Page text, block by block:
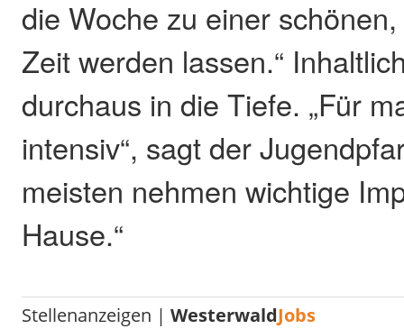
die Woche zu einer
Zeit werden lassen.“
durchaus in die Tiefe. „Für
intensiv“, sagt der
meisten nehmen wichtige
Hause.“
Stellenanzeigen |WesterwaldJobs